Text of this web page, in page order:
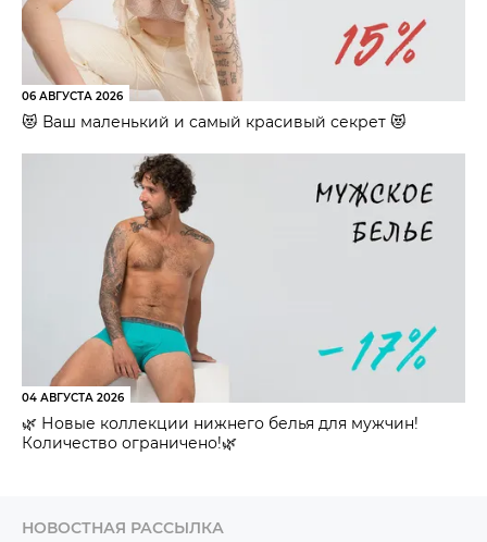
06 АВГУСТА 2026
😻 Ваш маленький и самый красивый секрет 😻
04 АВГУСТА 2026
🌿 Новые коллекции нижнего белья для мужчин!
Количество ограничено!🌿
НОВОСТНАЯ РАССЫЛКА